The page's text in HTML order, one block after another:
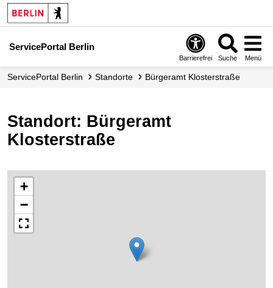
ServicePortal Berlin
Barrierefrei Suche Menü
ServicePortal Berlin Standorte Bürgeramt Klosterstraße
Standort: Bürgeramt
Klosterstraße
+
−